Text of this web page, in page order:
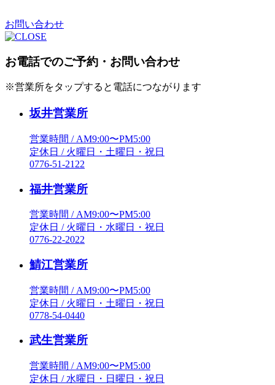
お問い合わせ
お電話でのご予約・お問い合わせ
※営業所をタップすると電話につながります
坂井営業所
営業時間 / AM9:00〜PM5:00
定休日 / 火曜日・土曜日・祝日
0776-51-2122
福井営業所
営業時間 / AM9:00〜PM5:00
定休日 / 火曜日・水曜日・祝日
0776-22-2022
鯖江営業所
営業時間 / AM9:00〜PM5:00
定休日 / 火曜日・土曜日・祝日
0778-54-0440
武生営業所
営業時間 / AM9:00〜PM5:00
定休日 / 水曜日・日曜日・祝日